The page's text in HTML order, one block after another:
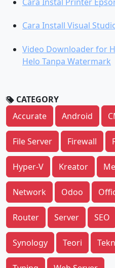
Cara Install Visual
Video Downloader for
Helo Tanpa Watermark
CATEGORY
Accurate
Android
File Server Firewall
Hyper-V Kreator
Network Odoo
Router Server SEO
Synology Teori